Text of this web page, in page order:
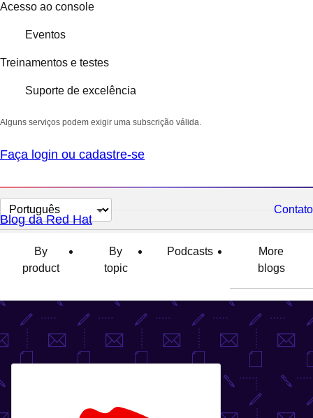
Acesso ao console
Eventos
Treinamentos e testes
Suporte de excelência
Alguns serviços podem exigir uma subscrição válida.
Faça login ou cadastre-se
Selecionar
idioma
Contato
Blog da Red Hat
By
product
By
topic
Podcasts
More
blogs